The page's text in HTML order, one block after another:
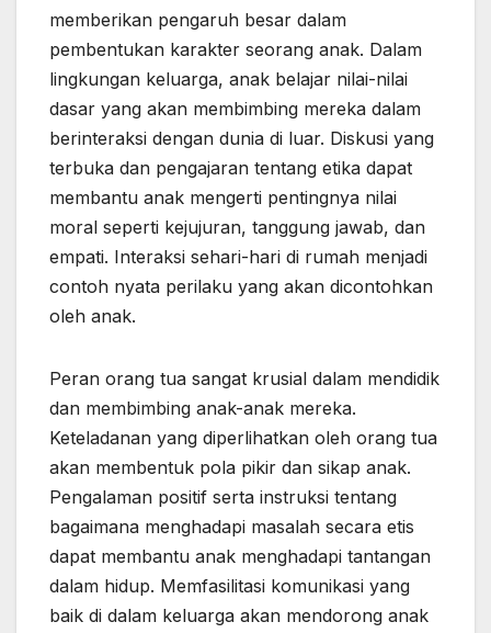
memberikan pengaruh besar dalam
pembentukan karakter seorang anak. Dalam
lingkungan keluarga, anak belajar nilai-nilai
dasar yang akan membimbing mereka dalam
berinteraksi dengan dunia di luar. Diskusi yang
terbuka dan pengajaran tentang etika dapat
membantu anak mengerti pentingnya nilai
moral seperti kejujuran, tanggung jawab, dan
empati. Interaksi sehari-hari di rumah menjadi
contoh nyata perilaku yang akan dicontohkan
oleh anak.
Peran orang tua sangat krusial dalam mendidik
dan membimbing anak-anak mereka.
Keteladanan yang diperlihatkan oleh orang tua
akan membentuk pola pikir dan sikap anak.
Pengalaman positif serta instruksi tentang
bagaimana menghadapi masalah secara etis
dapat membantu anak menghadapi tantangan
dalam hidup. Memfasilitasi komunikasi yang
baik di dalam keluarga akan mendorong anak